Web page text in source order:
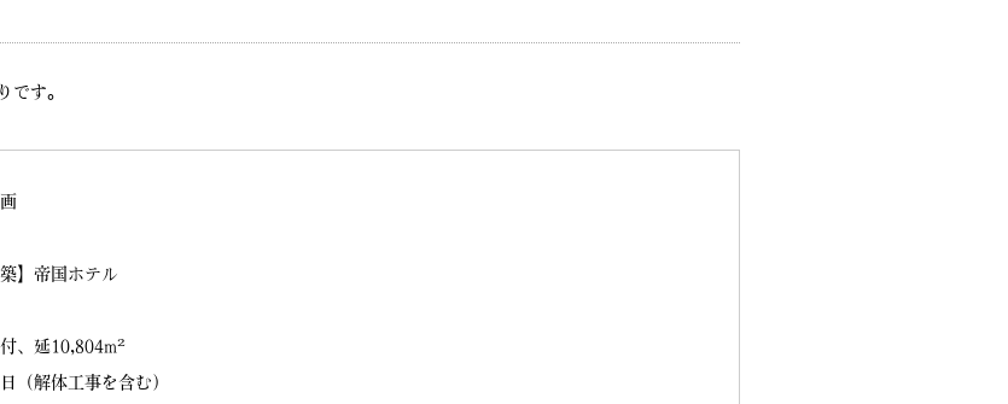
です。
】帝国ホテル
、延10,804m²
（解体工事を含む）